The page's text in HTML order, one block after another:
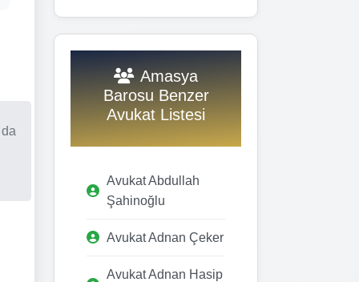
Amasya
Barosu Benzer
Avukat Listesi
Avukat Abdullah
Şahinoğlu
Avukat Adnan Çeker
Avukat Adnan Hasip